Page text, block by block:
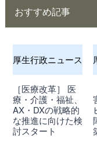
おすすめ記事
厚生行政ニュース
［医療改革］ 医
療・介護・福祉、
AX・DXの戦略的
な推進に向けた検
討スタート